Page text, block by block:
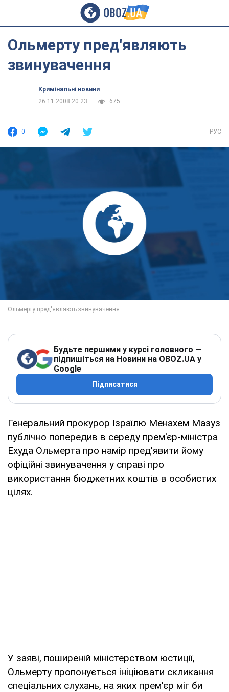
Ольмерту пред'являють
звинувачення
Кримінальні новини
26.11.2008 20:23
675
0 РУС
Будьте першими у курсі головного —
підпишіться на Новини на OBOZ.UA у
Google
Підписатися
Генеральний прокурор Ізраїлю Менахем Мазуз
публічно попередив в середу прем'єр-міністра
Ехуда Ольмерта про намір пред'явити йому
офіційні звинувачення у справі про
використання бюджетних коштів в особистих
цілях.
У заяві, поширеній міністерством юстиції,
Ольмерту пропонується ініціювати скликання
спеціальних слухань, на яких прем'єр міг би